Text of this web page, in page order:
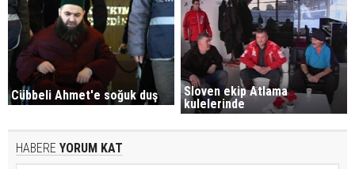
Cübbeli Ahmet'e soğuk duş
Sloven ekip Atlama
kulelerinde
HABERE YORUM KAT